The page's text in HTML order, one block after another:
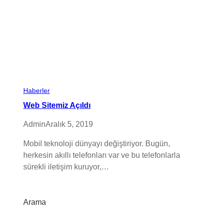
Haberler
Web Sitemiz Açıldı
AdminAralık 5, 2019
Mobil teknoloji dünyayı değiştiriyor. Bugün,
herkesin akıllı telefonları var ve bu telefonlarla
sürekli iletişim kuruyor,…
Arama